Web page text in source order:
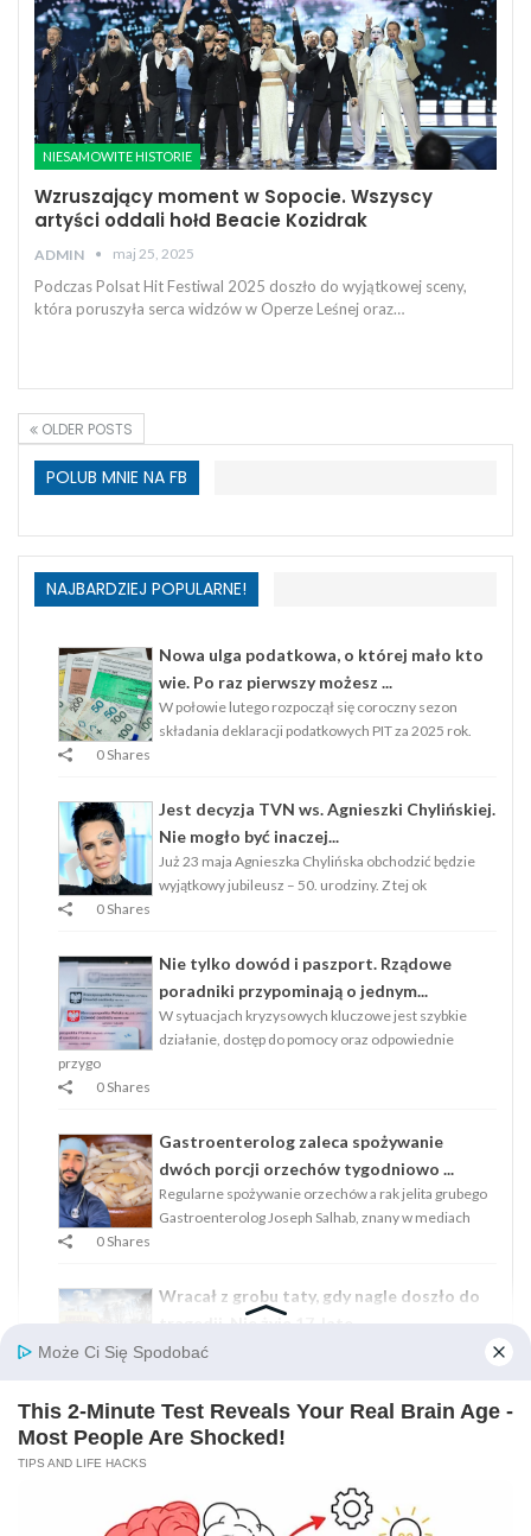
NIESAMOWITE HISTORIE
Wzruszający moment w Sopocie. Wszyscy
artyści oddali hołd Beacie Kozidrak
ADMIN maj 25, 2025
Podczas Polsat Hit Festiwal 2025 doszło do wyjątkowej sceny,
która poruszyła serca widzów w Operze Leśnej oraz…
OLDER POSTS
POLUB MNIE NA FB
NAJBARDZIEJ POPULARNE!
Nowa ulga podatkowa, o której mało kto
wie. Po raz pierwszy możesz ...
W połowie lutego rozpoczął się coroczny sezon
składania deklaracji podatkowych PIT za 2025 rok.
0 Shares
Jest decyzja TVN ws. Agnieszki Chylińskiej.
Nie mogło być inaczej...
Już 23 maja Agnieszka Chylińska obchodzić będzie
wyjątkowy jubileusz – 50. urodziny. Z tej ok
0 Shares
Nie tylko dowód i paszport. Rządowe
poradniki przypominają o jednym...
W sytuacjach kryzysowych kluczowe jest szybkie
działanie, dostęp do pomocy oraz odpowiednie
przygo
0 Shares
Gastroenterolog zaleca spożywanie
dwóch porcji orzechów tygodniowo ...
Regularne spożywanie orzechów a rak jelita grubego
Gastroenterolog Joseph Salhab, znany w mediach
0 Shares
Wracał z grobu taty, gdy nagle doszło do
Tuż przed Wielkanocą w Rogaszycach niedaleko
Strona Główna